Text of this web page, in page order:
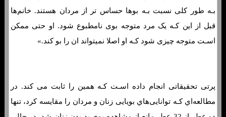
بـه طور کلی نسبت بـه بوها حساس تر از مردان هستند. خانم‌ها
قبل از این کـه یک مرد متوجه بوی نامطبوع شود. او حتی ممکن
اسـت متوجه چیزی شود کـه او اصلا نمیتواند ان را بو کند.»
پرتی تحقیقاتی انجام داده اسـت کـه همین را ثابت می کند. در
مطالعه‌اي کـه توانایی‌هاي‌ بویایی زنان و مردان را مقایسه کرد، تنها